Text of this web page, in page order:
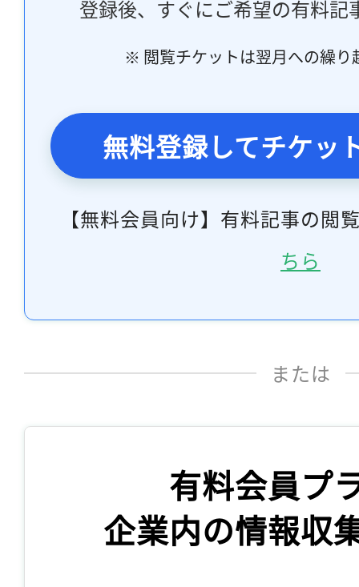
登録後、すぐにご希望の有料記
※ 閲覧チケットは翌月への繰り
無料登録してチケッ
【無料会員向け】有料記事の閲
ちら
または
有料会員プ
企業内の情報収